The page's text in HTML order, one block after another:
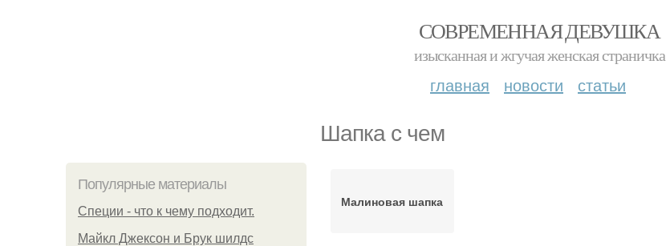
СОВРЕМЕННАЯ ДЕВУШКА
изысканная и жгучая женская страничка
главная новости статьи
Шапка с чем
Популярные материалы
Специи - что к чему подходит.
Майкл Джексон и Брук шилдс
Малиновая шапка